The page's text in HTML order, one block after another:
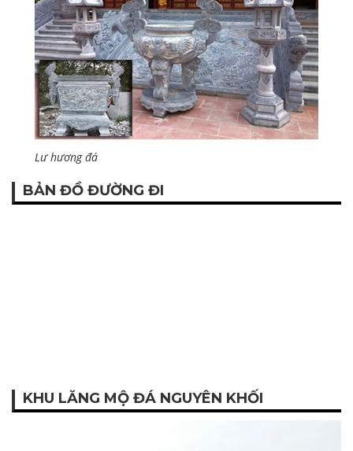
Lư hương đá
BẢN ĐỒ ĐƯỜNG ĐI
KHU LĂNG MỘ ĐÁ NGUYÊN KHỐI